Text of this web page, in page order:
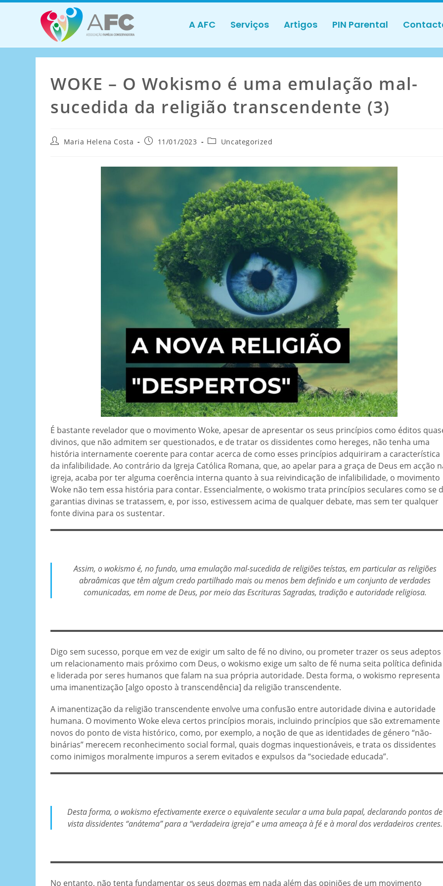
A AFC Serviços Artigos PIN Parental
WOKE – O Wokismo é uma emulação mal-
sucedida da religião transcendente (3)
Maria Helena Costa 11/01/2023 Uncategorized
É bastante revelador que o movimento Woke, apesar de apresentar os seus princípios como éditos
divinos, que não admitem ser questionados, e de tratar os dissidentes como hereges, não tenha uma
história internamente coerente para contar acerca de como esses princípios adquiriram a característica
da infalibilidade. Ao contrário da Igreja Católica Romana, que, ao apelar para a graça de Deus em acção
igreja, acaba por ter alguma coerência interna quanto à sua reivindicação de infalibilidade, o movimento
Woke não tem essa história para contar. Essencialmente, o wokismo trata princípios seculares como se
garantias divinas se tratassem, e, por isso, estivessem acima de qualquer debate, mas sem ter qualquer
fonte divina para os sustentar.
Assim, o wokismo é, no fundo, uma emulação mal-sucedida de religiões teístas, em particular as religiões
abraâmicas que têm algum credo partilhado mais ou menos bem definido e um conjunto de verdades
comunicadas, em nome de Deus, por meio das Escrituras Sagradas, tradição e autoridade religiosa.
Digo sem sucesso, porque em vez de exigir um salto de fé no divino, ou prometer trazer os seus adeptos
um relacionamento mais próximo com Deus, o wokismo exige um salto de fé numa seita política definida
e liderada por seres humanos que falam na sua própria autoridade. Desta forma, o wokismo representa
uma imanentização [algo oposto à transcendência] da religião transcendente.
A imanentização da religião transcendente envolve uma confusão entre autoridade divina e autoridade
humana. O movimento Woke eleva certos princípios morais, incluindo princípios que são extremamente
novos do ponto de vista histórico, como, por exemplo, a noção de que as identidades de género “não-
binárias” merecem reconhecimento social formal, quais dogmas inquestionáveis, e trata os dissidentes
como inimigos moralmente impuros a serem evitados e expulsos da “sociedade educada”.
Desta forma, o wokismo efectivamente exerce o equivalente secular a uma bula papal, declarando pontos de
vista dissidentes “anátema” para a “verdadeira igreja” e uma ameaça à fé e à moral dos verdadeiros crentes.
No entanto, não tenta fundamentar os seus dogmas em nada além das opiniões de um movimento